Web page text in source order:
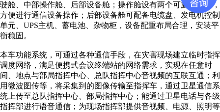
驶舱、中部操作舱、后部设备舱；操作舱设有两个可旋转座椅，
方便进行通信设备操作；后部设备舱可配备电缆盘、发电机控制
单元、UPS主机、蓄电池、杂物柜，设备配重布局合理，安装平
衡稳固。
本车功能系统，可通过各种通信手段，在灾害现场建立临时指挥
调度网络，满足便携式会议终端站的网络需求，实现在任意时
间、地点与部局指挥中心、总队指挥中心音视频的互联互通；利
用微波图传等，将采集到的图像传输至指挥车，通过卫星通信系
统上传至总队指挥中心、部局指挥中心；能通过卫星电话与各级
指挥部进行语音通信；为现场指挥部提供音视频、电源、照明等